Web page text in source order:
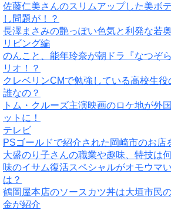
佐藤仁美さんのスリムアップした美ボ
し問題が！？
長澤まさみの艶っぽい色気と利発な若
リビング編
のんこと、能年玲奈が朝ドラ『なつぞ
リオ！？
クレベリンCMで勉強している高校生役
誰なの？
トム・クルーズ主演映画のロケ地が外
ットに！
テレビ
PSゴールドで紹介された岡崎市のお店
大盛のり子さんの職業や趣味、特技は
味のイサム復活スペシャルがオモウマ
は？
鶴岡屋本店のソースカツ丼は大垣市民
金が紹介